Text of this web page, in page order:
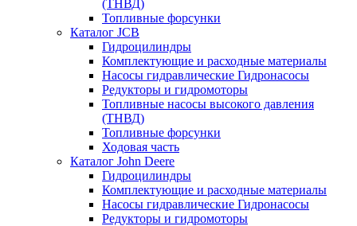
(ТНВД)
Топливные форсунки
Каталог JCB
Гидроцилиндры
Комплектующие и расходные материалы
Насосы гидравлические Гидронасосы
Редукторы и гидромоторы
Топливные насосы высокого давления
(ТНВД)
Топливные форсунки
Ходовая часть
Каталог John Deere
Гидроцилиндры
Комплектующие и расходные материалы
Насосы гидравлические Гидронасосы
Редукторы и гидромоторы